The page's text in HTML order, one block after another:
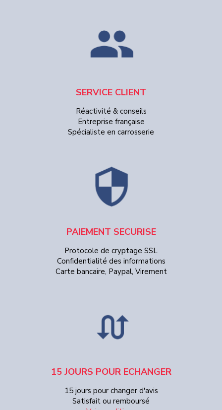
SERVICE CLIENT
Réactivité & conseils
Entreprise française
Spécialiste en carrosserie
PAIEMENT SECURISE
Protocole de cryptage SSL
Confidentialité des informations
Carte bancaire, Paypal, Virement
15 JOURS POUR ECHANGER
15 jours pour changer d'avis
Satisfait ou remboursé